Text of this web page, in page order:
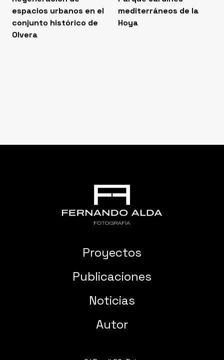
espacios urbanos en el
conjunto histórico de
Olvera
mediterráneos de la
Hoya
Proyectos
Publicaciones
Noticias
Autor